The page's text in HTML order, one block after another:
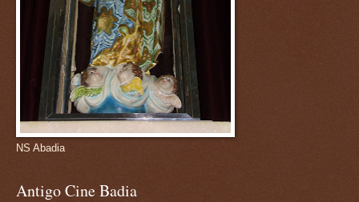
NS Abadia
Antigo Cine Badia